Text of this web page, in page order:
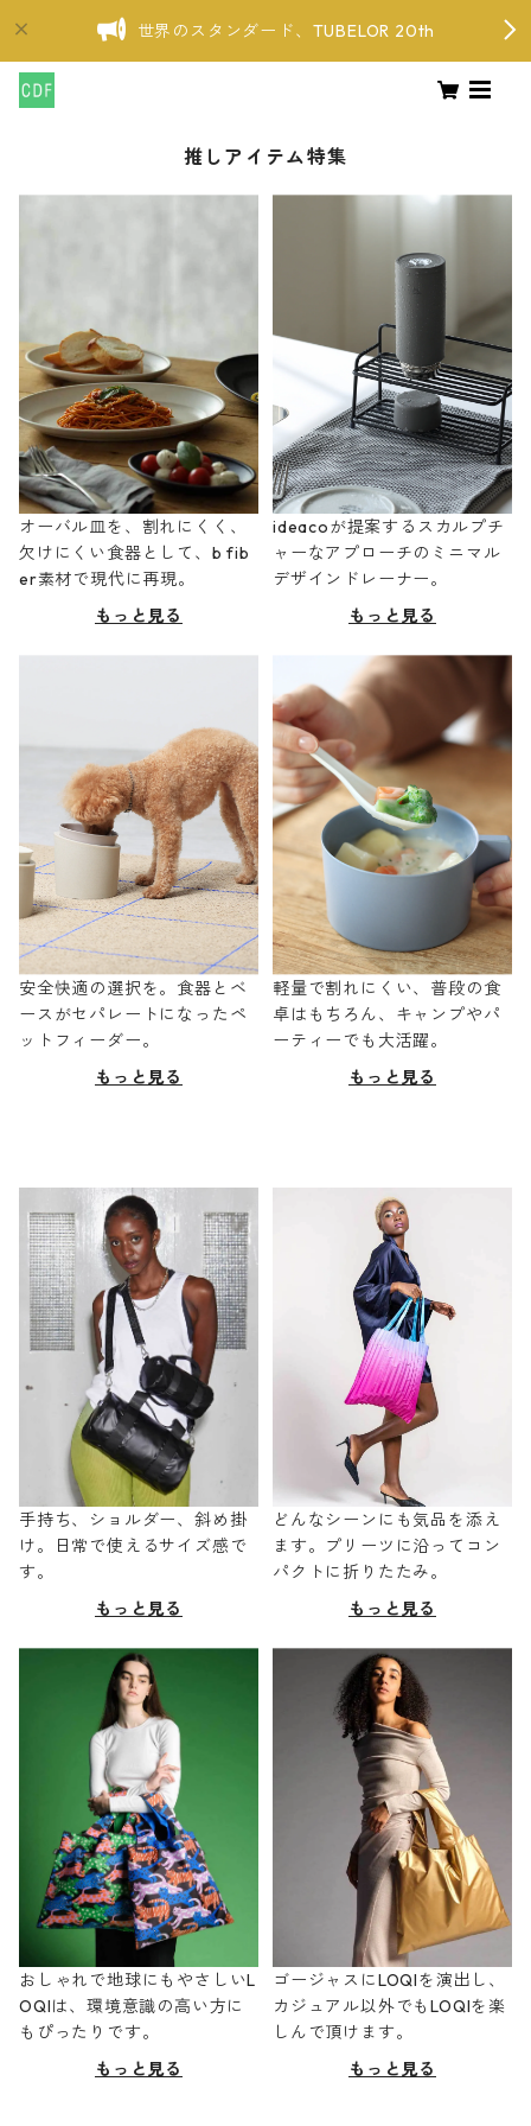
世界のスタンダード、TUBELOR 20th
推しアイテム特集
オーバル皿を、割れにくく、
欠けにくい食器として、b fib
er素材で現代に再現。
もっと見る
ideacoが提案するスカルプチ
ャーなアプローチのミニマル
デザインドレーナー。
もっと見る
安全快適の選択を。食器とベ
ースがセパレートになったペ
ットフィーダー。
もっと見る
軽量で割れにくい、普段の食
卓はもちろん、キャンプやパ
ーティーでも大活躍。
もっと見る
手持ち、ショルダー、斜め掛
け。日常で使えるサイズ感で
す。
もっと見る
どんなシーンにも気品を添え
ます。プリーツに沿ってコン
パクトに折りたたみ。
もっと見る
おしゃれで地球にもやさしいL
OQIは、環境意識の高い方に
もぴったりです。
もっと見る
ゴージャスにLOQIを演出し、
カジュアル以外でもLOQIを楽
しんで頂けます。
もっと見る